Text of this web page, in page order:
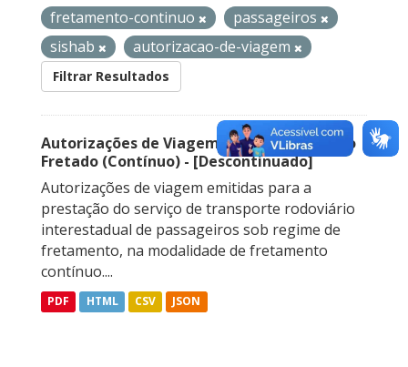
fretamento-continuo
passageiros
sishab
autorizacao-de-viagem
Filtrar Resultados
Autorizações de Viagem Nacional – Serviço
Fretado (Contínuo) - [Descontinuado]
Autorizações de viagem emitidas para a
prestação do serviço de transporte rodoviário
interestadual de passageiros sob regime de
fretamento, na modalidade de fretamento
contínuo....
PDF HTML CSV JSON